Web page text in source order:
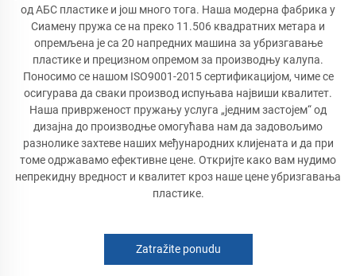
од АБС пластике и још много тога. Наша модерна фабрика у
Сиамену пружа се на преко 11.506 квадратних метара и
опремљена је са 20 напредних машина за убризгавање
пластике и прецизном опремом за производњу калупа.
Поносимо се нашом ISO9001-2015 сертификацијом, чиме се
осигурава да сваки производ испуњава највиши квалитет.
Наша приврженост пружању услуга „једним застојем“ од
дизајна до производње омогућава нам да задовољимо
разнолике захтеве наших међународних клијената и да при
томе одржавамо ефективне цене. Откријте како вам нудимо
непрекидну вредност и квалитет кроз наше цене убризгавања
пластике.
Zatražite ponudu